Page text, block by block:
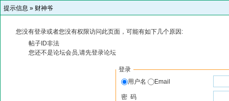
提示信息 » 财神爷
您没有登录或者您没有权限访问此页面，可能有如下几个原因:
帖子ID非法
您还不是论坛会员,请先登录论坛
登录
用户名
Email
密 码